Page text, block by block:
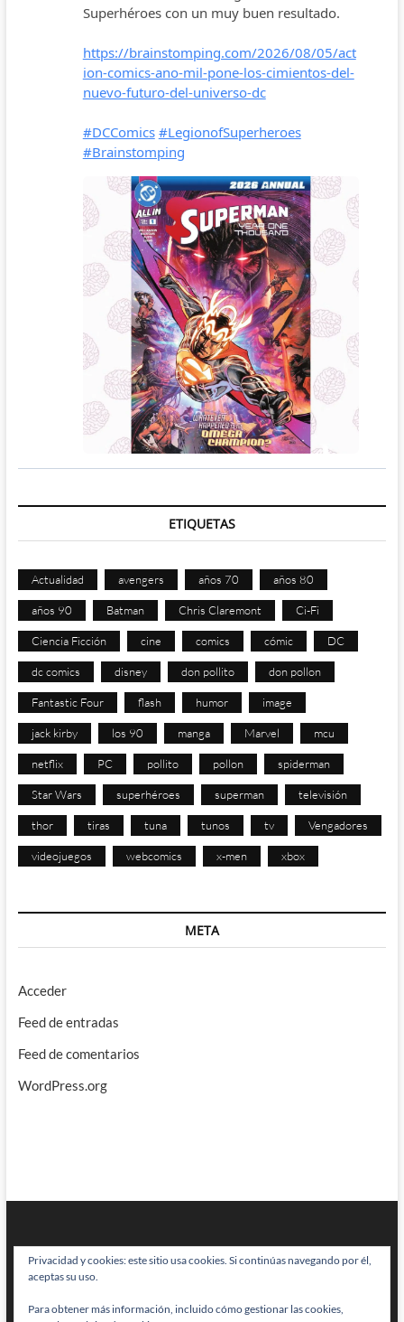
ETIQUETAS
Actualidad avengers años 70 años 80
años 90 Batman Chris Claremont Ci-Fi
Ciencia Ficción cine comics cómic DC
dc comics disney don pollito don pollon
Fantastic Four flash humor image
jack kirby los 90 manga Marvel mcu
netflix PC pollito pollon spiderman
Star Wars superhéroes superman televisión
thor tiras tuna tunos tv Vengadores
videojuegos webcomics x-men xbox
META
Acceder
Feed de entradas
Feed de comentarios
WordPress.org
BRAINSTOMPING| Diseñado por:Theme Freesia|WordPress| © Todos
Privacidad y cookies: este sitio usa cookies. Si continúas navegando por él,
aceptas su uso.
Para obtener más información, incluido cómo gestionar las cookies,